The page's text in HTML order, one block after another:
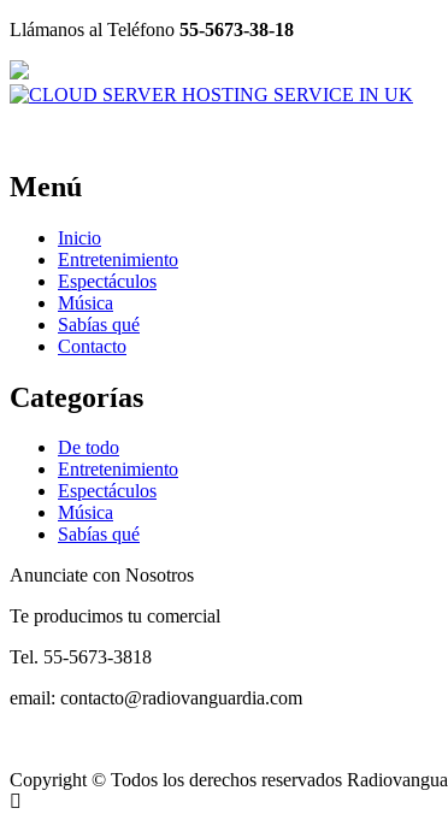
Llámanos al Teléfono 55-5673-38-18
Menú
Inicio
Entretenimiento
Espectáculos
Música
Sabías qué
Contacto
Categorías
De todo
Entretenimiento
Espectáculos
Música
Sabías qué
Anunciate con Nosotros
Te producimos tu comercial
Tel. 55-5673-3818
email: contacto@radiovanguardia.com
Copyright © Todos los derechos reservados